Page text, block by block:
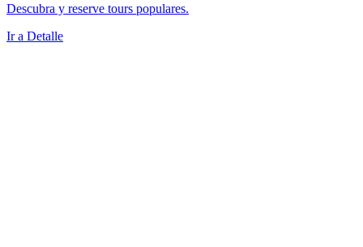
Descubra y reserve tours populares.
Ir a Detalle